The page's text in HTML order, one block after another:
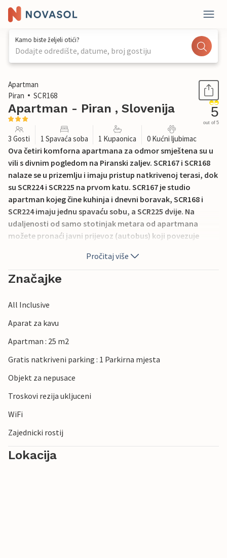
Kamo biste željeli otići?
Dodajte odredište, datume, broj gostiju
1 / 23
Apartman
Piran
SCR168
Apartman - Piran , Slovenija 5
out of 5
3 Gosti 1 Spavaća soba 1 Kupaonica 0 Kućni ljubimac
Ova četiri komforna apartmana za odmor smještena su u
vili s divnim pogledom na Piranski zaljev. SCR167 i SCR168
nalaze se u prizemlju i imaju pristup natkrivenoj terasi, dok
su SCR224 i SCR225 na prvom katu. SCR167 je studio
apartman kojeg čine kuhinja i dnevni boravak, SCR168 i
SCR224 imaju jednu spavaću sobu, a SCR225 dvije. Na
udaljenosti od samo stotinjak metara od apartmana
možete pronaći javni prijevoz (autobus) koji povezuje
grada Pirana i prepustite se užitku u lokalnim
gastronomskim delicijama u nekom od brojnih, izvrsnih
restorana.
Pročitaj više
Značajke
All Inclusive
Aparat za kavu
Apartman : 25 m2
Gratis natkriveni parking : 1 Parkirna mjesta
Objekt za nepusace
Troskovi rezija ukljuceni
WiFi
Zajednicki rostij
Lokacija